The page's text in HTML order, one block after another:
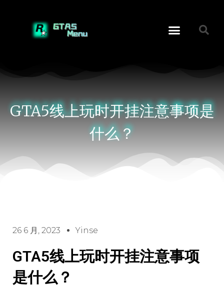
GTA5线上玩时开挂注意事项是
什么？
26 6 月, 2023 Yinse
GTA5线上玩时开挂注意事项
是什么？